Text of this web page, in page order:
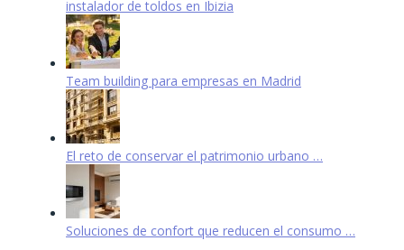
instalador de toldos en Ibizia
Team building para empresas en Madrid
El reto de conservar el patrimonio urbano …
Soluciones de confort que reducen el consumo …